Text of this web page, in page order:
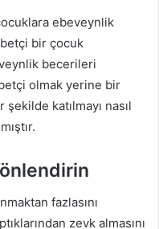
ebeveynlik
bir çocuk
becerileri
olmak yerine bir
katılmayı nasıl
fazlasını
zevk almasını